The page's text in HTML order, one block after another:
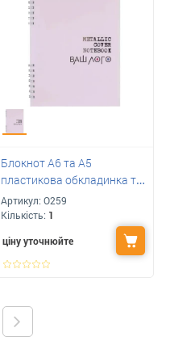
Блокнот А6 та А5
пластикова обкладинка та
бічна спіраль з друком
логотипу 60 арк
Артикул: O259
Кількість: 1
ціну уточнюйте